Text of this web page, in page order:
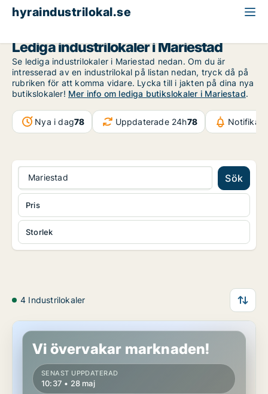
hyraindustrilokal.se
Lediga industrilokaler i Mariestad
Se lediga industrilokaler i Mariestad nedan. Om du är
intresserad av en industrilokal på listan nedan, tryck då på
rubriken för att komma vidare. Lycka till i jakten på dina nya
butikslokaler! Mer info om lediga butikslokaler i Mariestad.
Nya i dag78 Uppdaterade 24h78
Mariestad Sök
Storlek
Pris
4 Industrilokaler
Industrilokal i Mariestad
Vi övervakar marknaden!
SENAST UPPDATERAD
10:37 • 28 maj